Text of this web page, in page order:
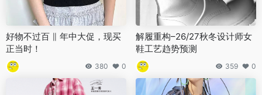
好物不过百 ∥ 年中大促，现买
正当时！
380 0
解履重构–26/27秋冬设计师女
鞋工艺趋势预测
359 0